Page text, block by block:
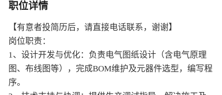
职位详情
【有意者投简历后，请直接电话联系，谢谢】
岗位职责：
1、设计开发与优化：负责电气图纸设计（含电气原理
图、布线图等），完成BOM维护及元器件选型，编写程
序。